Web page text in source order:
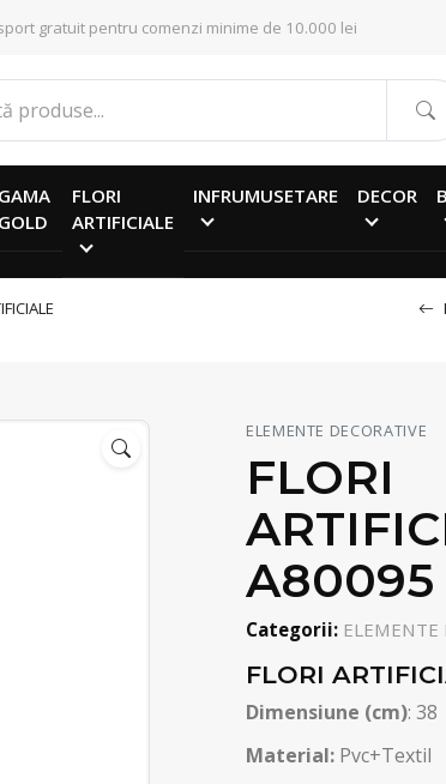
gratuit pentru comenzi minime de 10.000 lei
GAMA
GOLD
FLORI
ARTIFICIALE
INFRUMUSETARE DECOR
ELEMENTE DECORATIVE
FLORI
A80095
Categorii: ELEMENTE
FLORI
Dimensiune (cm): 38
Material: Pvc+Textil